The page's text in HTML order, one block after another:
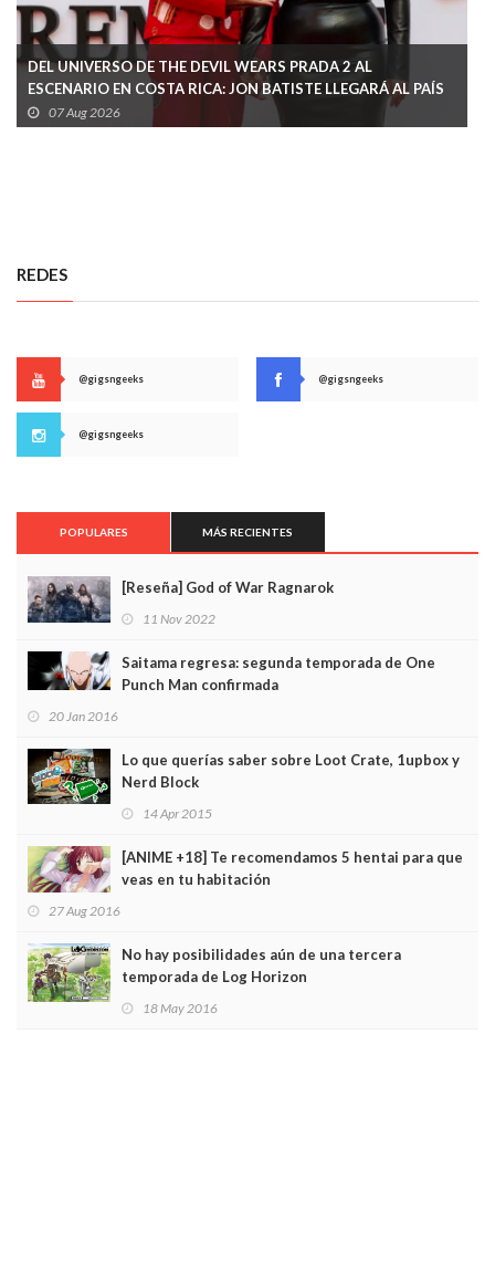
DEL UNIVERSO DE THE DEVIL WEARS PRADA 2 AL
ESCENARIO EN COSTA RICA: JON BATISTE LLEGARÁ AL PAÍS
EN MENOS DE UN MES
07 Aug 2026
REDES
@gigsngeeks @gigsngeeks
@gigsngeeks
POPULARES MÁS RECIENTES
[Reseña] God of War Ragnarok
11 Nov 2022
Saitama regresa: segunda temporada de One
Punch Man confirmada
20 Jan 2016
Lo que querías saber sobre Loot Crate, 1upbox y
Nerd Block
14 Apr 2015
[ANIME +18] Te recomendamos 5 hentai para que
veas en tu habitación
27 Aug 2016
No hay posibilidades aún de una tercera
temporada de Log Horizon
18 May 2016